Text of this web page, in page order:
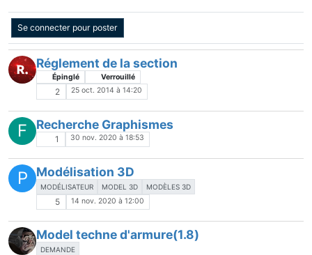
Se connecter pour poster
Réglement de la section
Épinglé Verrouillé
2 25 oct. 2014 à 14:20
F Recherche Graphismes
1 30 nov. 2020 à 18:53
P Modélisation 3D
MODÉLISATEUR MODEL 3D MODÈLES 3D
5 14 nov. 2020 à 12:00
Model techne d'armure(1.8)
DEMANDE